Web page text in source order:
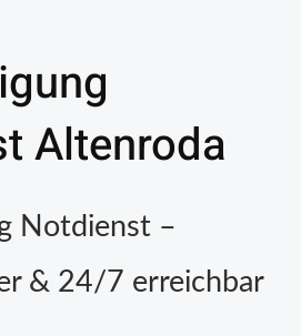
Altenroda
Notdienst –
& 24/7 erreichbar